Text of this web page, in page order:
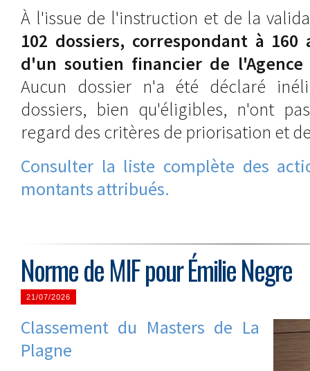
À l'issue de l'instruction et de la
102 dossiers, correspondant à
d'un soutien financier de
Aucun dossier n'a été déclaré
dossiers, bien qu'éligibles, n'ont
regard des critères de priorisation et
Consulter la liste complète des
montants attribués.
Norme de MIF pour Émilie Negre
21/07/2026
Classement du Masters de La
Plagne